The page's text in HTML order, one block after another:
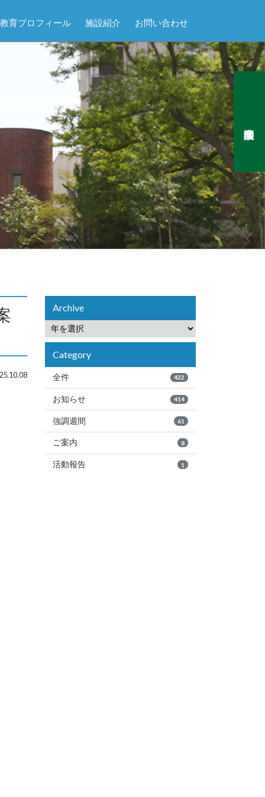
教育プロフィール 施設紹介 お問い合わせ
Archive
Category
全件 422
お知らせ 414
強調週間 61
ご案内 8
活動報告 1